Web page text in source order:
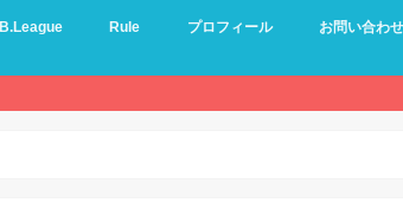
B.League Rule プロフィール お問い合わせ